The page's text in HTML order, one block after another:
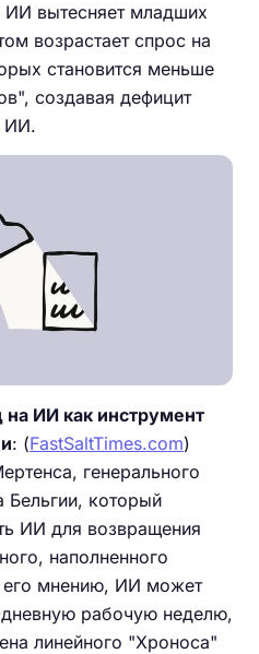
ИИ вытесняет младших
возрастает спрос на
становится меньше
создавая дефицит
ИИ.
на ИИ как инструмент
: (FastSaltTimes.com)
генерального
Бельгии, который
ИИ для возвращения
наполненного
мнению, ИИ может
рабочую неделю,
линейного "Хроноса"